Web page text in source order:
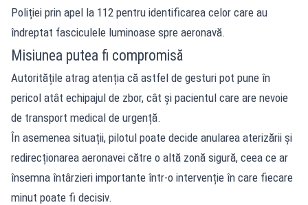
Poliției prin apel la 112 pentru identificarea celor care au
îndreptat fasciculele luminoase spre aeronavă.
Misiunea putea fi compromisă
Autoritățile atrag atenția că astfel de gesturi pot pune în
pericol atât echipajul de zbor, cât și pacientul care are nevoie
de transport medical de urgență.
În asemenea situații, pilotul poate decide anularea aterizării și
redirecționarea aeronavei către o altă zonă sigură, ceea ce ar
însemna întârzieri importante într-o intervenție în care fiecare
minut poate fi decisiv.